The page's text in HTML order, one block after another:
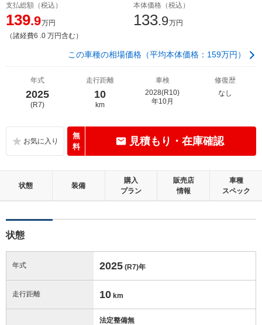
支払総額（税込）
139.9万円
（諸経費6 .0 万円含む）
本体価格（税込）
133.9万円
この車種の相場価格（平均本体価格：159万円）
年式
2025
(R7)
走行距離
10
km
車検
2028(R10)
年10月
修復歴
なし
無
料
見積もり・在庫確認
状態 装備
購入
プラン
販売店
情報
車種
スペック
状態
年式 2025 (R7)年
走行距離 10 km
法定整備無